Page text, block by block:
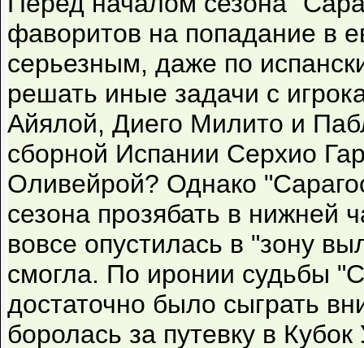
фаворитов на попадание в
серьезным, даже по
решать иные задачи с
Айялой, Диего Милито и
сборной Испании Серхио
Оливейрой? Однако
сезона прозябать в нижней
вовсе опустилась в "зону
смогла. По иронии судьбы
достаточно было сыграть
боролась за путевку в